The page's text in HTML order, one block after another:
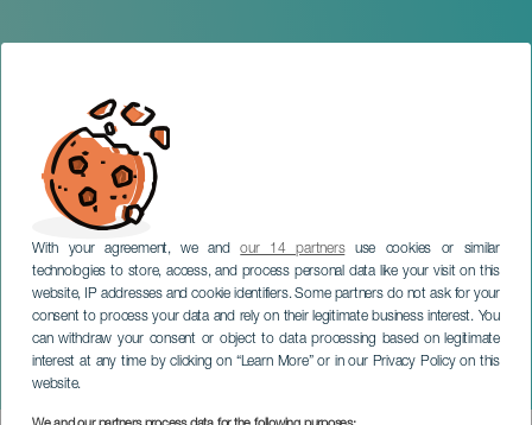
With your agreement, we andour 14 partnersuse cookies or similar
technologies to store, access, and process personal data like your visit on this
website, IP addresses and cookie identifiers. Some partners do not ask for your
consent to process your data and rely on their legitimate business interest. You
can withdraw your consent or object to data processing based on legitimate
interest at any time by clicking on “Learn More” or in our Privacy Policy on this
website.Semana Santa con Noave
TENERIFE